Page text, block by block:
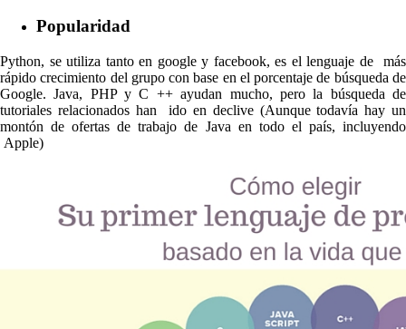
Popularidad
Python, se utiliza tanto en google y facebook, es el lenguaje de más
rápido crecimiento del grupo con base en el porcentaje de búsqueda de
Google. Java, PHP y C ++ ayudan mucho, pero la búsqueda de
tutoriales relacionados han ido en declive (Aunque todavía hay un
montón de ofertas de trabajo de Java en todo el país, incluyendo
Apple)